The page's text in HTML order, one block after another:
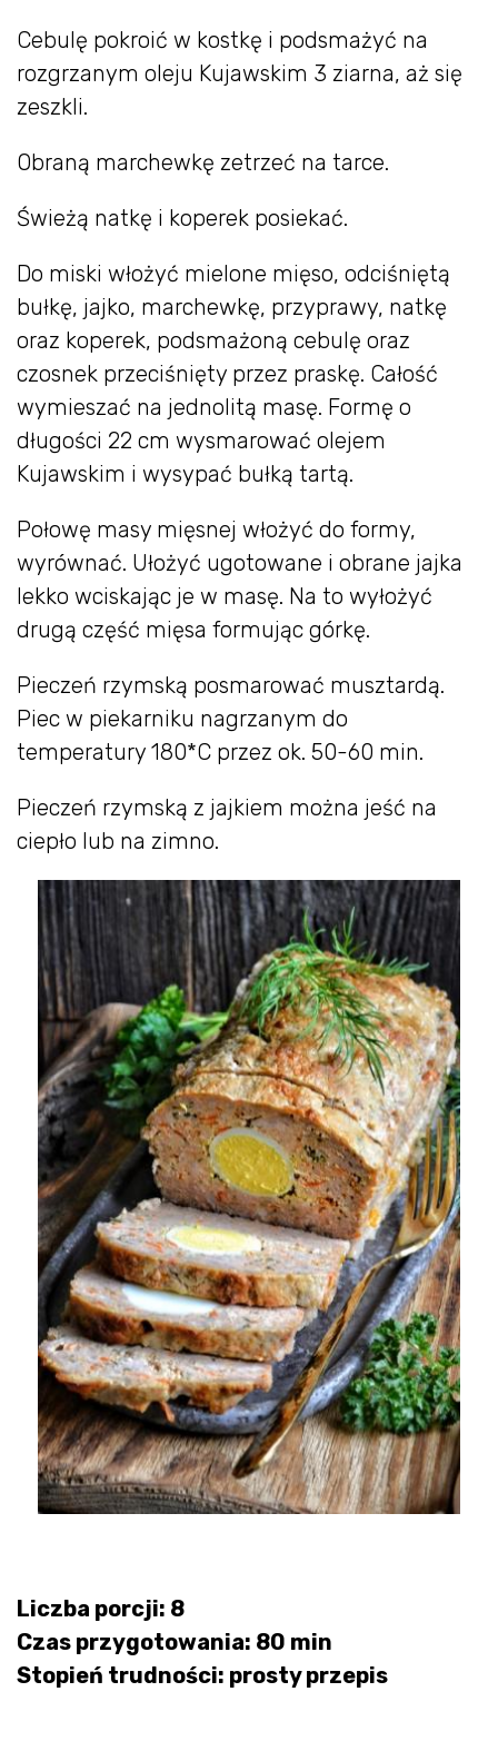
Cebulę pokroić w kostkę i podsmażyć na
rozgrzanym oleju Kujawskim 3 ziarna, aż się
zeszkli.
Obraną marchewkę zetrzeć na tarce.
Świeżą natkę i koperek posiekać.
Do miski włożyć mielone mięso, odciśniętą
bułkę, jajko, marchewkę, przyprawy, natkę
oraz koperek, podsmażoną cebulę oraz
czosnek przeciśnięty przez praskę. Całość
wymieszać na jednolitą masę. Formę o
długości 22 cm wysmarować olejem
Kujawskim i wysypać bułką tartą.
Połowę masy mięsnej włożyć do formy,
wyrównać. Ułożyć ugotowane i obrane jajka
lekko wciskając je w masę. Na to wyłożyć
drugą część mięsa formując górkę.
Pieczeń rzymską posmarować musztardą.
Piec w piekarniku nagrzanym do
temperatury 180*C przez ok. 50-60 min.
Pieczeń rzymską z jajkiem można jeść na
ciepło lub na zimno.
Liczba porcji: 8
Czas przygotowania: 80 min
Stopień trudności: prosty przepis